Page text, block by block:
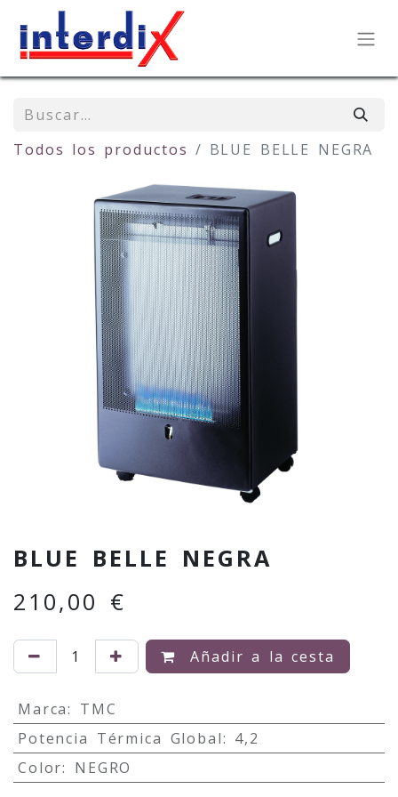
Todos los productos BLUE BELLE NEGRA
BLUE BELLE NEGRA
210,00 €
Añadir a la cesta
Marca: TMC
Potencia Térmica Global: 4,2
Color: NEGRO